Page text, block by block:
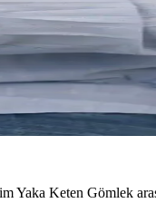
Keten Gömlek